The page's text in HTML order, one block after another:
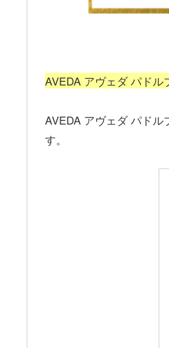
AVEDA アヴェダ パド
AVEDA アヴェダ パド
す。